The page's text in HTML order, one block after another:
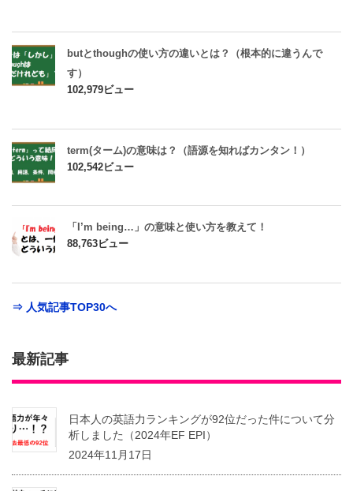
butとthoughの使い方の違いとは？（根本的に違うんで
す）
102,979ビュー
term(ターム)の意味は？（語源を知ればカンタン！）
102,542ビュー
「I’m being…」の意味と使い方を教えて！
88,763ビュー
⇒ 人気記事TOP30へ
最新記事
日本人の英語力ランキングが92位だった件について分
析しました（2024年EF EPI）
2024年11月17日